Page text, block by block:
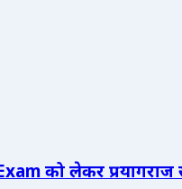
को लेकर